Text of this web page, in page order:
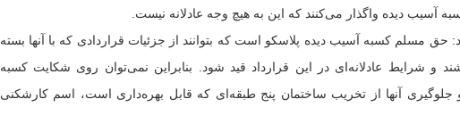
آسیب دیده واگذار می‌کنند که این به هیچ وجه عادلانه نیست.
حق مسلم کسبه آسیب دیده پلاسکو است که بتوانند از جزئیات قراردادی که با آنها بسته
و شرایط عادلانه‌ای در این قرارداد قید شود. بنابراین نمی‌توان روی شکایت کسبه
جلوگیری آنها از تخریب ساختمان پنج طبقه‌ای که قابل بهره‌داری است، اسم کارشکنی